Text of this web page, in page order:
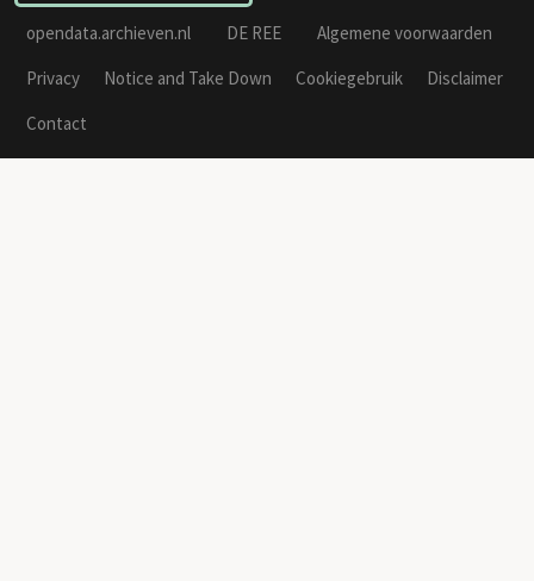
opendata.archieven.nl DE REE
Algemene voorwaarden
Privacy
Notice and Take Down Cookiegebruik
Disclaimer
Contact